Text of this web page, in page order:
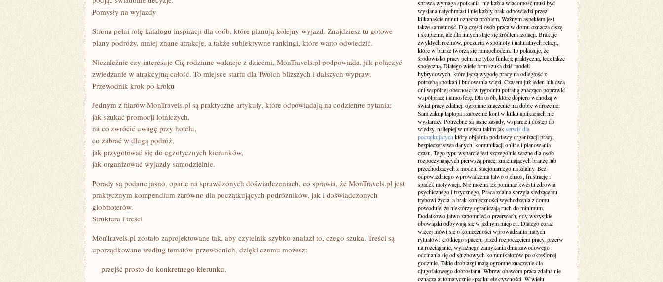
Pomysły na wyjazdy
Strona pełni rolę katalogu inspiracji dla osób, które planują kolejny wyjazd. Znajdziesz tu gotowe
plany podróży, mniej znane atrakcje, a także subiektywne rankingi, które warto odwiedzić.
Niezależnie czy interesuje Cię rodzinne wakacje z dziećmi, MonTravels.pl podpowiada, jak połączyć
zwiedzanie w atrakcyjną całość. To miejsce startu dla Twoich bliższych i dalszych wypraw.
Przewodnik krok po kroku
Jednym z filarów MonTravels.pl są praktyczne artykuły, które odpowiadają na codzienne pytania:
jak szukać promocji lotniczych,
na co zwrócić uwagę przy hotelu,
co zabrać w długą podróż,
jak przygotować się do egzotycznych kierunków,
jak organizować wyjazdy samodzielnie.
Porady są podane jasno, oparte na sprawdzonych doświadczeniach, co sprawia, że MonTravels.pl jest
praktycznym kompendium zarówno dla początkujących podróżników, jak i doświadczonych
globtroterów.
Struktura i treści
MonTravels.pl zostało zaprojektowane tak, aby czytelnik szybko znalazł to, czego szuka. Treści są
uporządkowane według tematów przewodnich, dzięki czemu możesz:
przejść prosto do konkretnego kierunku,
sprawa wymaga spotkania, nie każda wiadomość musi być
wysłana natychmiast i nie każdy brak odpowiedzi przez
kilkanaście minut oznacza problem. Ważnym aspektem jest
także samotność. Dla części osób praca w domu oznacza ciszę
i skupienie, ale dla innych staje się źródłem izolacji. Brakuje
zwykłych rozmów, poczucia wspólnoty i naturalnych relacji,
które w biurze tworzą się mimochodem. To pokazuje, że
środowisko pracy pełni nie tylko funkcję praktyczną, lecz także
społeczną. Dlatego wiele firm szuka dziś modeli
hybrydowych, które łączą wygodę pracy na odległość z
potrzebą spotkań i budowania więzi. Czasem już jeden lub dwa
dni wspólnej obecności w tygodniu potrafią znacząco poprawić
współpracę i atmosferę. Dla osób, które dopiero wchodzą w
świat pracy zdalnej, ogromne znaczenie ma dobre wdrożenie.
Sam zakup laptopa i założenie kont w kilku aplikacjach nie
wystarczy. Potrzebne są jasne zasady, wsparcie i dostęp do
wiedzy, najlepiej w miejscu takim jakserwis dla
początkujących który objaśnia podstawy organizacji pracy,
bezpieczeństwa danych, komunikacji online i planowania
czasu. Tego typu wsparcie jest szczególnie ważne dla osób
rozpoczynających pierwszą pracę, zmieniających branżę lub
przechodzących z modelu stacjonarnego na zdalny. Bez
odpowiedniego wprowadzenia łatwo o chaos, frustrację i
spadek motywacji. Nie można też pominąć kwestii zdrowia
psychicznego i fizycznego. Praca zdalna sprzyja siedzącemu
trybowi życia, a brak konieczności wychodzenia z domu
powoduje, że niektórzy ograniczają ruch do minimum.
Dodatkowo łatwo zapomnieć o przerwach, gdy wszystkie
obowiązki odbywają się w jednym miejscu. Dlatego coraz
więcej mówi się o konieczności wprowadzania małych
rytuałów: krótkiego spaceru przed rozpoczęciem pracy, przerw
na rozciąganie, wyraźnego zamykania dnia zawodowego i
odcinania się od służbowych komunikatorów po określonej
godzinie. Takie drobiazgi mają ogromne znaczenie dla
długofalowego dobrostanu. Wbrew obawom praca zdalna nie
oznacza automatycznie spadku efektywności. W wielu